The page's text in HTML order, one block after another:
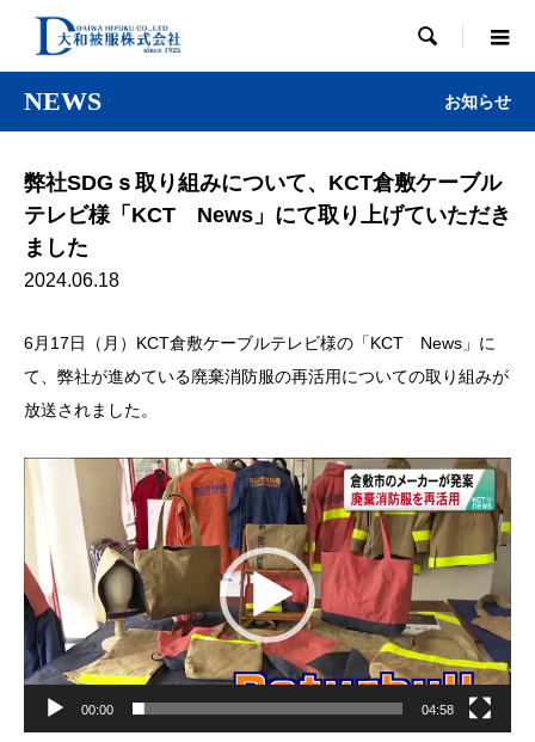

NEWS お知らせ
弊社SDGｓ取り組みについて、KCT倉敷ケーブル
テレビ様「KCT News」にて取り上げていただき
ました
2024.06.18
6月17日（月）KCT倉敷ケーブルテレビ様の「KCT News」に
て、弊社が進めている廃棄消防服の再活用についての取り組みが
放送されました。
動
ー
00:00 04:58